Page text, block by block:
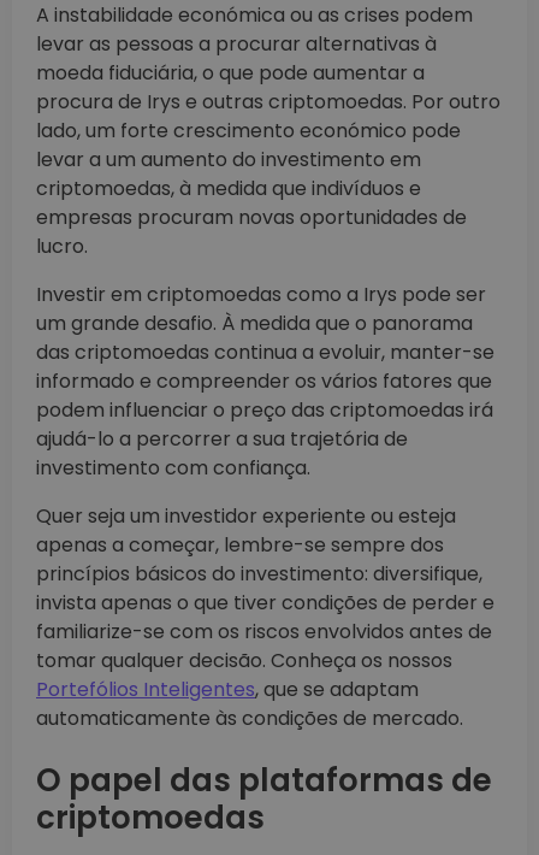
A instabilidade económica ou as crises podem
levar as pessoas a procurar alternativas à
moeda fiduciária, o que pode aumentar a
procura de Irys e outras criptomoedas. Por outro
lado, um forte crescimento económico pode
levar a um aumento do investimento em
criptomoedas, à medida que indivíduos e
empresas procuram novas oportunidades de
lucro.
Investir em criptomoedas como a Irys pode ser
um grande desafio. À medida que o panorama
das criptomoedas continua a evoluir, manter-se
informado e compreender os vários fatores que
podem influenciar o preço das criptomoedas irá
ajudá-lo a percorrer a sua trajetória de
investimento com confiança.
Quer seja um investidor experiente ou esteja
apenas a começar, lembre-se sempre dos
princípios básicos do investimento: diversifique,
invista apenas o que tiver condições de perder e
familiarize-se com os riscos envolvidos antes de
tomar qualquer decisão. Conheça os nossos
Portefólios Inteligentes, que se adaptam
automaticamente às condições de mercado.
O papel das plataformas de
criptomoedas